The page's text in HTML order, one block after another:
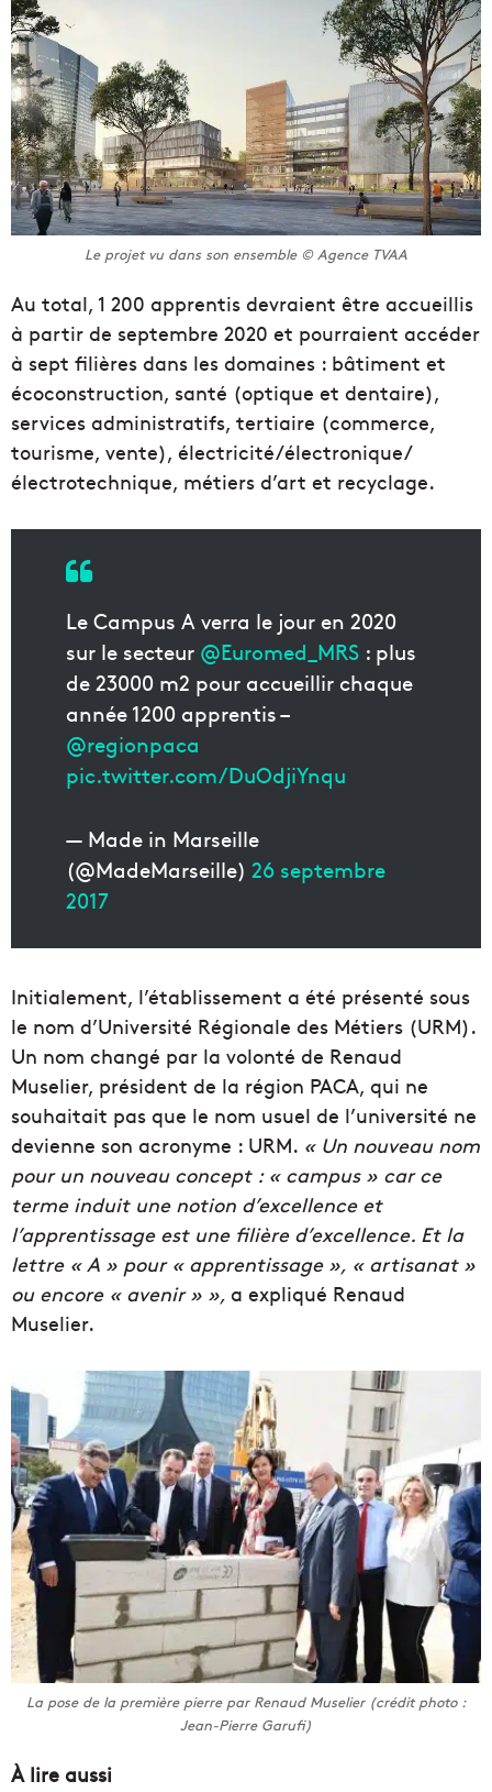
Le projet vu dans son ensemble © Agence TVAA
Au total, 1 200 apprentis devraient être accueillis
à partir de septembre 2020 et pourraient accéder
à sept filières dans les domaines : bâtiment et
écoconstruction, santé (optique et dentaire),
services administratifs, tertiaire (commerce,
tourisme, vente), électricité/électronique/
électrotechnique, métiers d’art et recyclage.
Le Campus A verra le jour en 2020
sur le secteur @Euromed_MRS : plus
de 23000 m2 pour accueillir chaque
année 1200 apprentis –
@regionpaca
pic.twitter.com/DuOdjiYnqu
— Made in Marseille
(@MadeMarseille) 26 septembre
2017
Initialement, l’établissement a été présenté sous
le nom d’Université Régionale des Métiers (URM).
Un nom changé par la volonté de Renaud
Muselier, président de la région PACA, qui ne
souhaitait pas que le nom usuel de l’université ne
devienne son acronyme : URM. « Un nouveau nom
pour un nouveau concept : « campus » car ce
terme induit une notion d’excellence et
l’apprentissage est une filière d’excellence. Et la
lettre « A » pour « apprentissage », « artisanat »
ou encore « avenir » », a expliqué Renaud
Muselier.
La pose de la première pierre par Renaud Muselier (crédit photo :
Jean-Pierre Garufi)
À lire aussi